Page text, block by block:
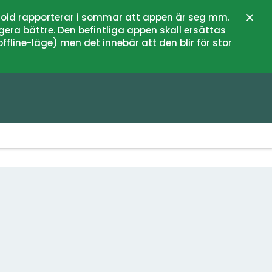
rapporterar i sommar att appen är seg mm.
bättre. Den befintliga appen skall ersättas
läge) men det innebär att den blir för stor